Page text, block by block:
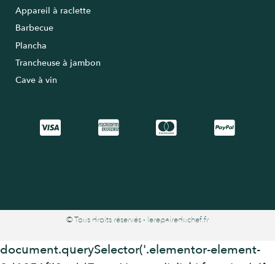
Appareil à raclette
Barbecue
Plancha
Trancheuse à jambon
Cave à vin
© Tous droits réservés - lerepaireduchef.fr
document.querySelector('.elementor-element-